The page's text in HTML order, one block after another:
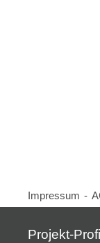
Impressum -
Projekt-Profil